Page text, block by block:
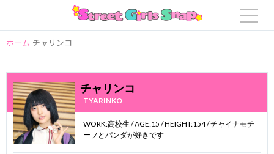
ホーム チャリンコ
チャリンコ
TYARINKO
WORK:高校生 / AGE:15 / HEIGHT:154 / チャイナモチ
ーフとパンダが好きです